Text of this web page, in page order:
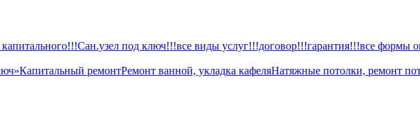
капитального!!!Сан.узел под ключ!!!все виды услуг!!!договор!!!гарантия!!!все формы
Капитальный ремонтРемонт ванной, укладка кафеляНатяжные потолки, ремонт